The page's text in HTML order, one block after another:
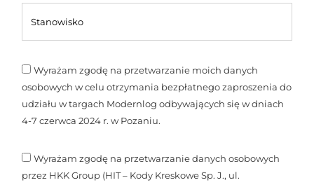
Wyrażam zgodę na przetwarzanie moich danych
osobowych w celu otrzymania bezpłatnego zaproszenia do
udziału w targach Modernlog odbywających się w dniach
4-7 czerwca 2024 r. w Pozaniu.
Wyrażam zgodę na przetwarzanie danych osobowych
przez HKK Group (HIT – Kody Kreskowe Sp. J., ul.